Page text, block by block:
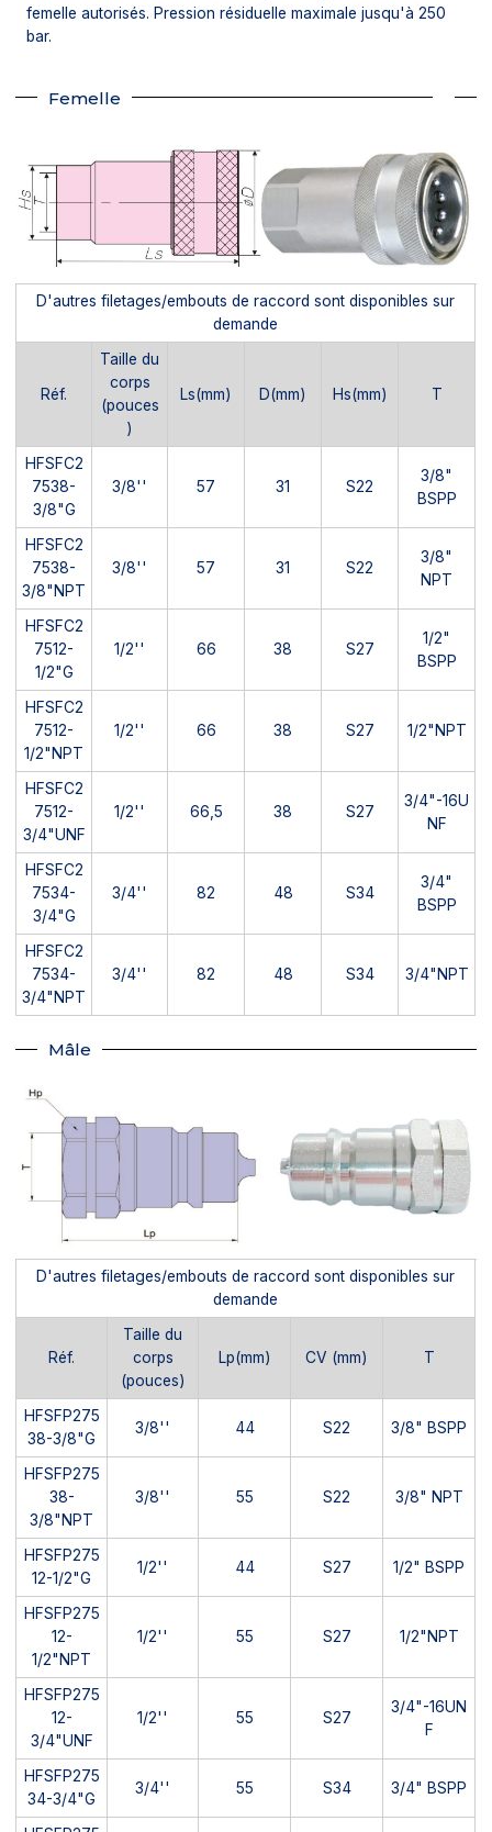
femelle autorisés. Pression résiduelle maximale jusqu'à 250
bar.
Femelle
D'autres filetages/embouts de raccord sont disponibles sur
demande
Réf.
Taille du
corps
(pouces
)
Ls(mm) D(mm) Hs(mm) T
HFSFC2
7538-
3/8"G
3/8'' 57 31 S22
3/8"
BSPP
HFSFC2
7538-
3/8"NPT
3/8'' 57 31 S22
3/8"
NPT
HFSFC2
7512-
1/2"G
1/2'' 66 38 S27
1/2"
BSPP
HFSFC2
7512-
1/2"NPT
1/2'' 66 38 S27 1/2"NPT
HFSFC2
7512-
3/4"UNF
1/2'' 66,5 38 S27
3/4"-16U
NF
HFSFC2
7534-
3/4"G
3/4'' 82 48 S34
3/4"
BSPP
HFSFC2
7534-
3/4"NPT
3/4'' 82 48 S34 3/4"NPT
Mâle
D'autres filetages/embouts de raccord sont disponibles sur
demande
Réf.
Taille du
corps
(pouces)
Lp(mm) CV (mm) T
HFSFP275
38-3/8"G
3/8'' 44 S22 3/8" BSPP
HFSFP275
38-
3/8"NPT
3/8'' 55 S22 3/8" NPT
HFSFP275
12-1/2"G
1/2'' 44 S27 1/2" BSPP
HFSFP275
12-
1/2"NPT
1/2'' 55 S27 1/2"NPT
HFSFP275
12-
3/4"UNF
1/2'' 55 S27
3/4"-16UN
F
HFSFP275
34-3/4"G
3/4'' 55 S34 3/4" BSPP